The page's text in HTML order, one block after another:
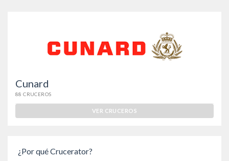
Cunard
88 CRUCEROS
VER CRUCEROS
¿Por qué Crucerator?